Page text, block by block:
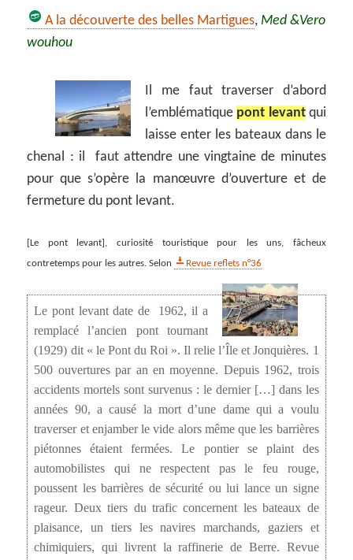
A la découverte des belles Martigues, Med &Vero
wouhou
Il me faut traverser d’abord
l’emblématique pont levantqui
laisse enter les bateaux dans le
chenal : il faut attendre une vingtaine de minutes
pour que s’opère la manœuvre d’ouverture et de
fermeture du pont levant.
[Le pont levant], curiosité touristique pour les uns, fâcheux
contretemps pour les autres. Selon Revue reflets n°36
Le pont levant date de 1962, il a
remplacé l’ancien pont tournant
(1929) dit « le Pont du Roi ». Il relie l’Île et Jonquières. 1
500 ouvertures par an en moyenne. Depuis 1962, trois
accidents mortels sont survenus : le dernier […] dans les
années 90, a causé la mort d’une dame qui a voulu
traverser et enjamber le vide alors même que les barrières
piétonnes étaient fermées. Le pontier se plaint des
automobilistes qui ne respectent pas le feu rouge,
poussent les barrières de sécurité ou lui lance un signe
rageur. Deux tiers du trafic concernent les bateaux de
plaisance, un tiers les navires marchands, gaziers et
chimiquiers, qui livrent la raffinerie de Berre. Revue